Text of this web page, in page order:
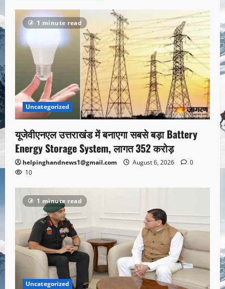
1 minute read
Uncategorized
यूजेवीएनएल उत्तराखंड में बनाएगा सबसे बड़ा Battery
Energy Storage System, लागत 352 करोड़
helpinghandnews1@gmail.com August 6, 2026
0
10
1 minute read
Uncategorized